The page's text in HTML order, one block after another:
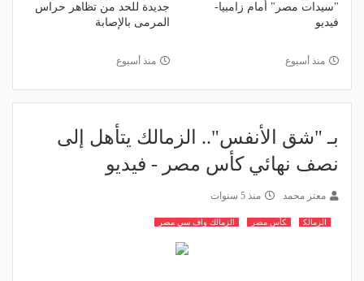
"سيدات مصر" أمام زامبيا-
فيديو
منذ أسبوع
جديدة للحد من تظاهر حراس
المرمى بالإصابة
منذ أسبوع
بـ "شق الأنفس".. الزمالك يتأهل إلى
نصف نهائي كأس مصر - فيديو
معتز محمد منذ 5 سنوات
الزمالك كأس مصر الزمالك واف سي مصر